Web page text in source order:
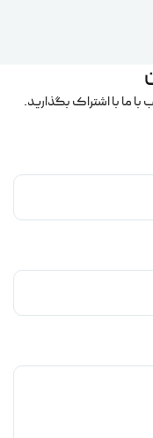
با ما با اشتراک بگذارید.